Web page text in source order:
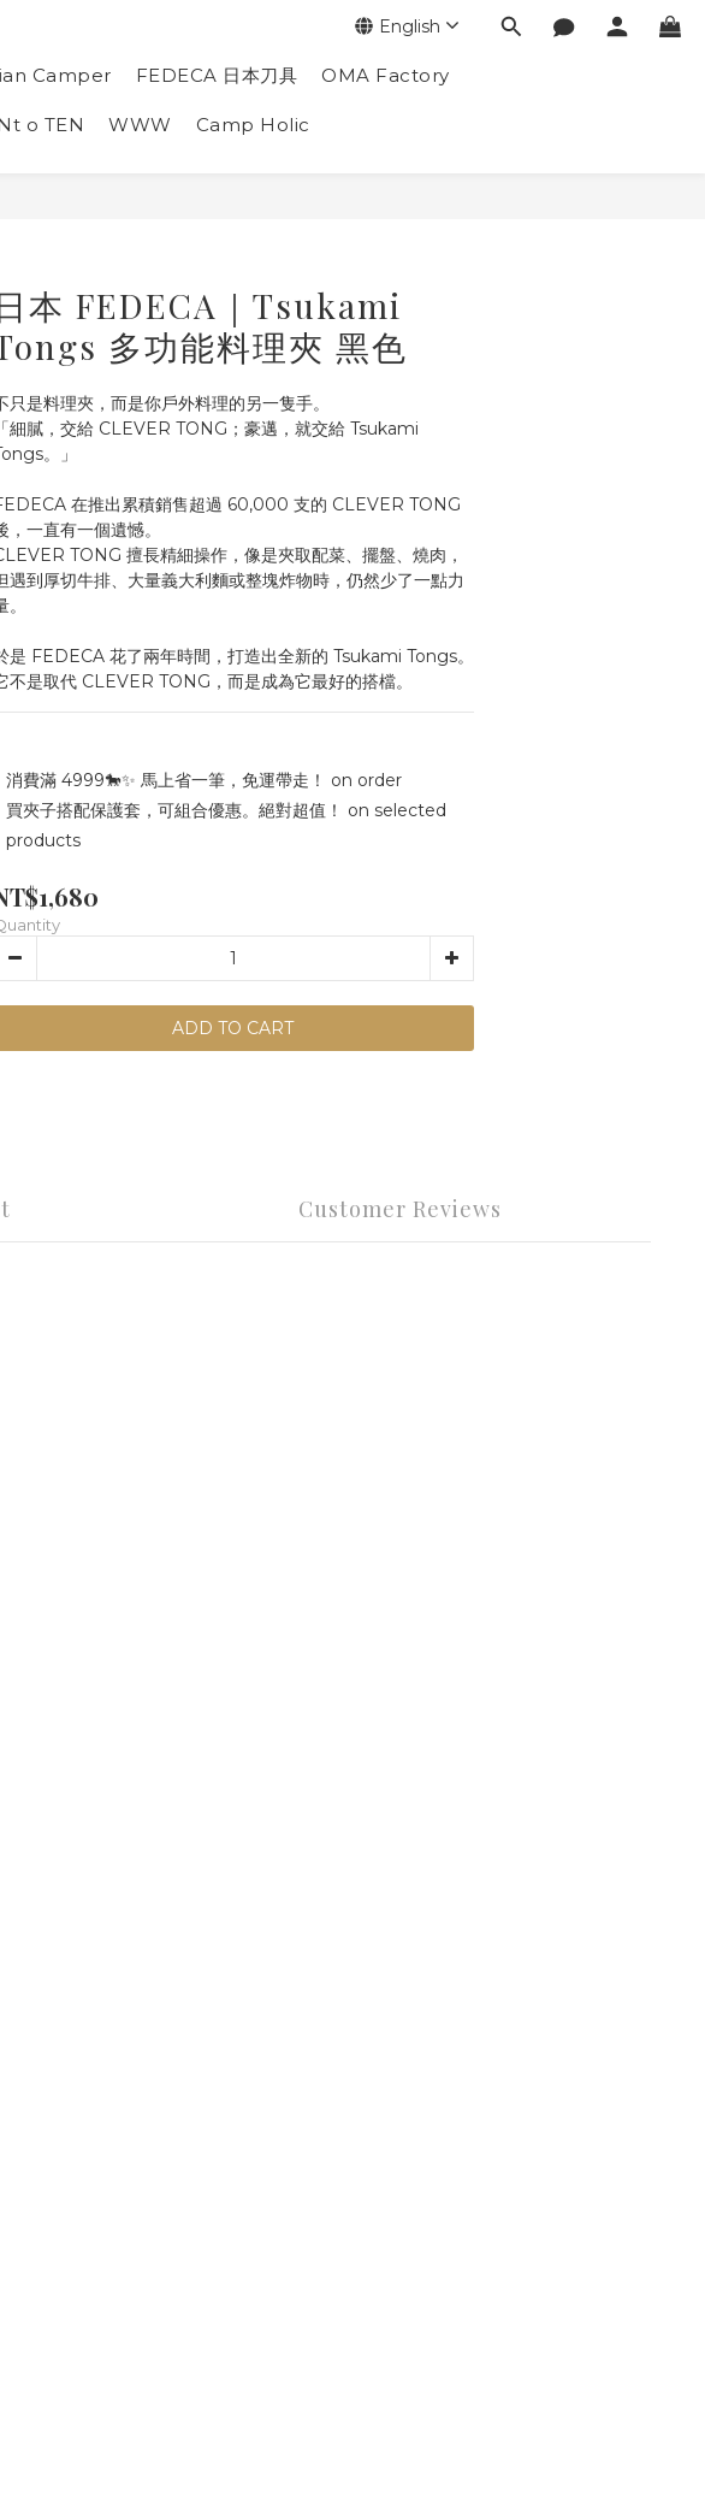
Camper FEDECA 日本刀具 OMA Factory
o TEN WWW Camp Holic
English
本 FEDECA｜Tsukami
多功能料理夾 黑色
只是料理夾，而是你戶外料理的另一隻手。
「細膩，交給 CLEVER TONG；豪邁，就交給 Tsukami
。」
在推出累積銷售超過 60,000 支的 CLEVER TONG
，一直有一個遺憾。
TONG 擅長精細操作，像是夾取配菜、擺盤、燒肉，
遇到厚切牛排、大量義大利麵或整塊炸物時，仍然少了一點力
。
是 FEDECA 花了兩年時間，打造出全新的 Tsukami Tongs。
不是取代 CLEVER TONG，而是成為它最好的搭檔。
消費滿 4999🐎✨ 馬上省一筆，免運帶走！ on order
買夾子搭配保護套，可組合優惠。絕對超值！ on selected
products
ADD TO CART
Customer Reviews